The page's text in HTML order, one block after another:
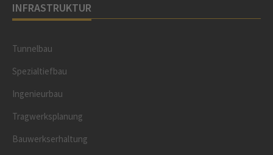
INFRASTRUKTUR
Tunnelbau
Spezialtiefbau
Ingenieurbau
Tragwerksplanung
Bauwerkserhaltung